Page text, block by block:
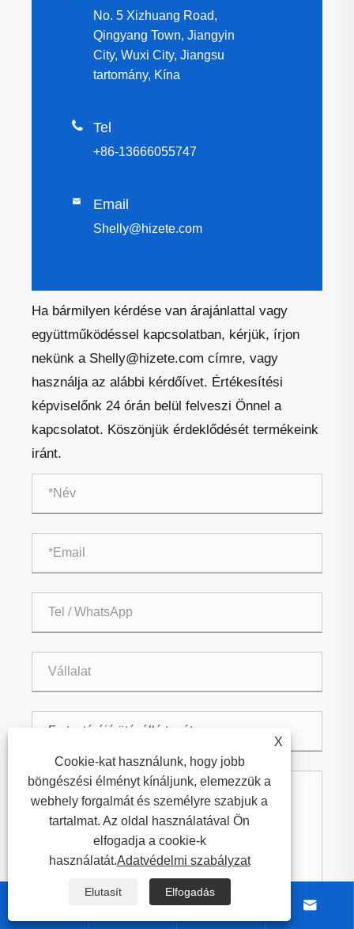
No. 5 Xizhuang Road,
Qingyang Town, Jiangyin
City, Wuxi City, Jiangsu
tartomány, Kína
 Tel
+86-13666055747
 Email
Shelly@hizete.com
Ha bármilyen kérdése van árajánlattal vagy
együttműködéssel kapcsolatban, kérjük, írjon
nekünk a Shelly@hizete.com címre, vagy
használja az alábbi kérdőívet. Értékesítési
képviselőnk 24 órán belül felveszi Önnel a
kapcsolatot. Köszönjük érdeklődését termékeink
iránt.
 
X
Cookie-kat használunk, hogy jobb
böngészési élményt kínáljunk, elemezzük a
webhely forgalmát és személyre szabjuk a
tartalmat. Az oldal használatával Ön
elfogadja a cookie-k
használatát.Adatvédelmi szabályzat
Elutasít Elfogadás